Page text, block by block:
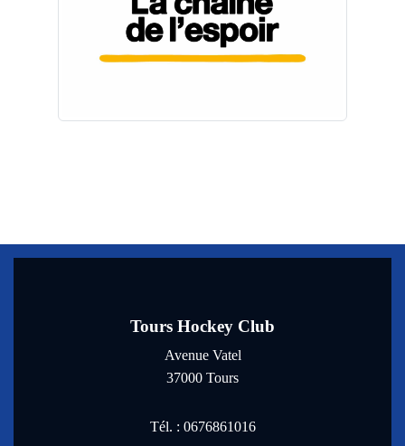
Tours Hockey Club
Avenue Vatel
37000 Tours
Tél. : 0676861016